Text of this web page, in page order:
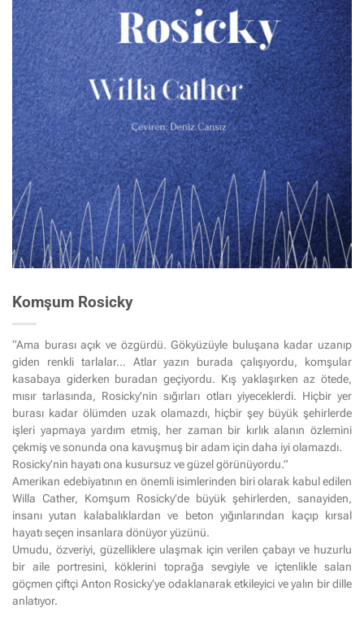
Komşum Rosicky
“Ama burası açık ve özgürdü. Gökyüzüyle buluşana kadar uzanıp
giden renkli tarlalar… Atlar yazın burada çalışıyordu, komşular
kasabaya giderken buradan geçiyordu. Kış yaklaşırken az ötede,
mısır tarlasında, Rosicky’nin sığırları otları yiyeceklerdi. Hiçbir yer
burası kadar ölümden uzak olamazdı, hiçbir şey büyük şehirlerde
işleri yapmaya yardım etmiş, her zaman bir kırlık alanın özlemini
çekmiş ve sonunda ona kavuşmuş bir adam için daha iyi olamazdı.
Rosicky’nin hayatı ona kusursuz ve güzel görünüyordu.”
Amerikan edebiyatının en önemli isimlerinden biri olarak kabul edilen
Willa Cather, Komşum Rosicky’de büyük şehirlerden, sanayiden,
insanı yutan kalabalıklardan ve beton yığınlarından kaçıp kırsal
hayatı seçen insanlara dönüyor yüzünü.
Umudu, özveriyi, güzelliklere ulaşmak için verilen çabayı ve huzurlu
bir aile portresini, köklerini toprağa sevgiyle ve içtenlikle salan
göçmen çiftçi Anton Rosicky’ye odaklanarak etkileyici ve yalın bir dille
anlatıyor.